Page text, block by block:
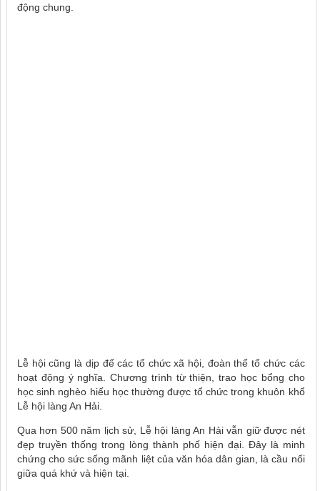
động chung.
Lễ hội cũng là dịp để các tổ chức xã hội, đoàn thể tổ chức các
hoạt động ý nghĩa. Chương trình từ thiện, trao học bổng cho
học sinh nghèo hiếu học thường được tổ chức trong khuôn khổ
Lễ hội làng An Hải.
Qua hơn 500 năm lịch sử, Lễ hội làng An Hải vẫn giữ được nét
đẹp truyền thống trong lòng thành phố hiện đại. Đây là minh
chứng cho sức sống mãnh liệt của văn hóa dân gian, là cầu nối
giữa quá khứ và hiện tại.